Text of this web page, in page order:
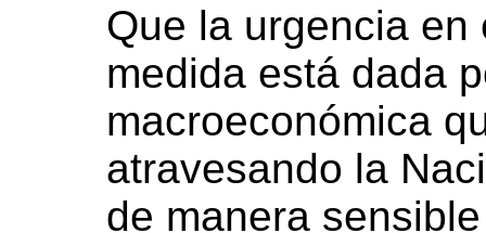
Que la urgencia
medida está dada
macroeconómica
atravesando la
de manera